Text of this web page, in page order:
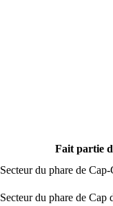
Fait partie
Secteur du phare de Cap-
Secteur du phare de Cap